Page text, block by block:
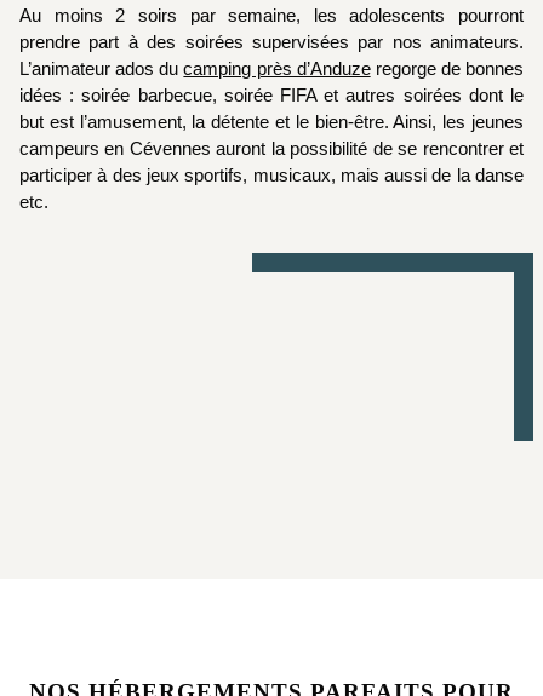
Au moins 2 soirs par semaine, les adolescents pourront
prendre part à des soirées supervisées par nos animateurs.
L’animateur ados ducamping près d’Anduzeregorge de bonnes
idées : soirée barbecue, soirée FIFA et autres soirées dont le
but est l’amusement, la détente et le bien-être. Ainsi, les jeunes
campeurs en Cévennes auront la possibilité de se rencontrer et
participer à des jeux sportifs, musicaux, mais aussi de la danse
etc.